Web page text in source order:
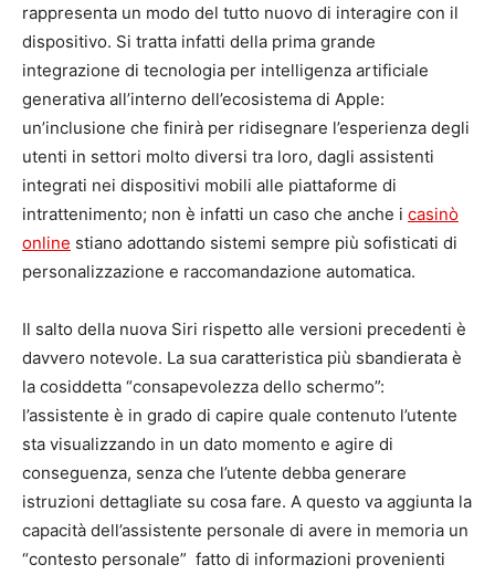
rappresenta un modo del tutto nuovo di interagire con il
dispositivo. Si tratta infatti della prima grande
integrazione di tecnologia per intelligenza artificiale
generativa all’interno dell’ecosistema di Apple:
un’inclusione che finirà per ridisegnare l’esperienza degli
utenti in settori molto diversi tra loro, dagli assistenti
integrati nei dispositivi mobili alle piattaforme di
intrattenimento; non è infatti un caso che anche i casinò
online stiano adottando sistemi sempre più sofisticati di
personalizzazione e raccomandazione automatica.
Il salto della nuova Siri rispetto alle versioni precedenti è
davvero notevole. La sua caratteristica più sbandierata è
la cosiddetta “consapevolezza dello schermo”:
l’assistente è in grado di capire quale contenuto l’utente
sta visualizzando in un dato momento e agire di
conseguenza, senza che l’utente debba generare
istruzioni dettagliate su cosa fare. A questo va aggiunta la
capacità dell’assistente personale di avere in memoria un
“contesto personale” fatto di informazioni provenienti